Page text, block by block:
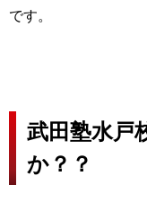
です。
武田塾水戸
か？？